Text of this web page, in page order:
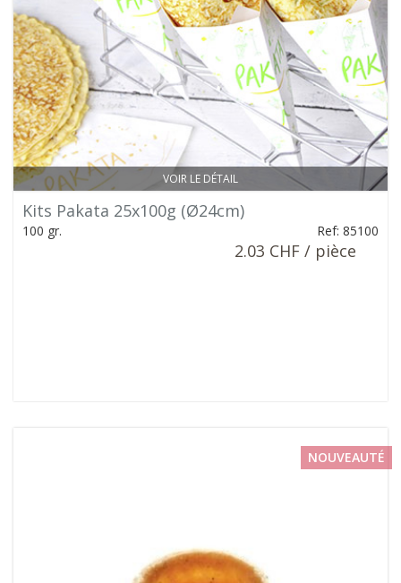
VOIR LE DÉTAIL
Kits Pakata 25x100g (Ø24cm)
100 gr. Ref: 85100
2.03 CHF / pièce
NOUVEAUTÉ